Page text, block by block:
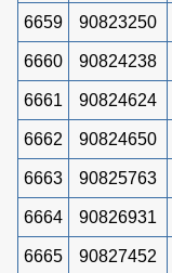
6659 90823250
6660 90824238
6661 90824624
6662 90824650
6663 90825763
6664 90826931
6665 90827452